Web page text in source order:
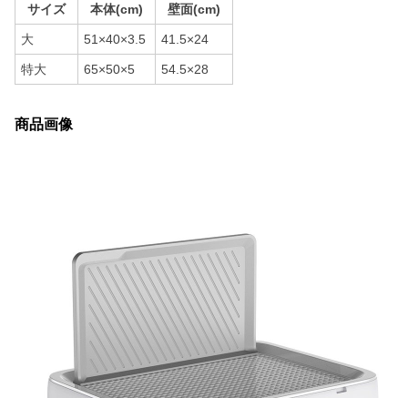
サイズ 本体(cm) 壁面(cm)
大 51×40×3.5 41.5×24
特大 65×50×5 54.5×28
商品画像